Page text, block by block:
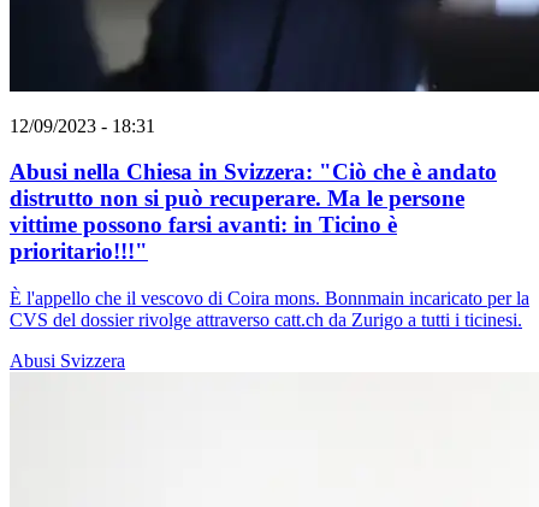
12/09/2023 - 18:31
Abusi nella Chiesa in Svizzera: "Ciò che è andato
distrutto non si può recuperare. Ma le persone
vittime possono farsi avanti: in Ticino è
prioritario!!!"
È l'appello che il vescovo di Coira mons. Bonnmain incaricato per la
CVS del dossier rivolge attraverso catt.ch da Zurigo a tutti i ticinesi.
Abusi Svizzera